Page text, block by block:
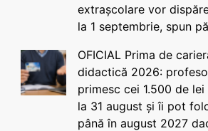
extrașcolare vor
la 1 septembrie, spun
OFICIAL Prima de
didactică 2026:
primesc cei 1.500 de lei
la 31 august și îi pot
până în august 2027